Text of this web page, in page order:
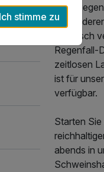
elektrisch
Regenfall-
zeitlosen
ist für
verfügbar.
Starten
abends in
Ich stimme zu